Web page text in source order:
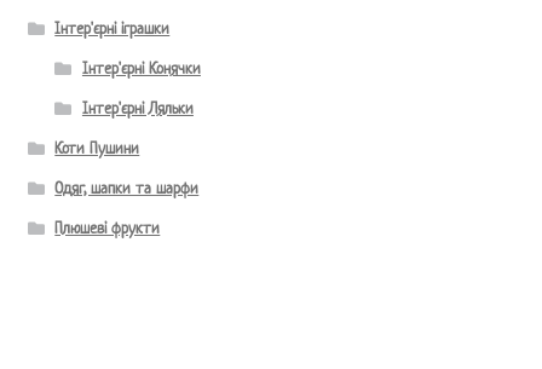
Інтер'єрні іграшки
Інтер'єрні Конячки
Інтер'єрні Ляльки
Коти Пушини
Одяг, шапки та шарфи
Плюшеві фрукти